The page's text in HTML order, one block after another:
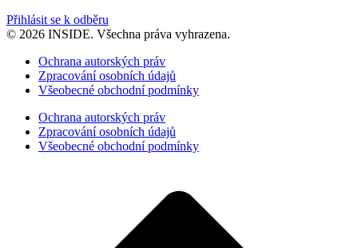
Přihlásit se k odběru
© 2026 INSIDE. Všechna práva vyhrazena.
Ochrana autorských práv
Zpracování osobních údajů
Všeobecné obchodní podmínky
Ochrana autorských práv
Zpracování osobních údajů
Všeobecné obchodní podmínky